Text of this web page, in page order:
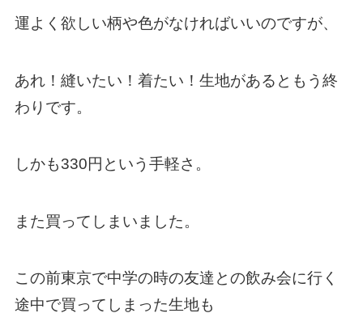
運よく欲しい柄や色がなければいいのですが、
あれ！縫いたい！着たい！生地があるともう終
わりです。
しかも330円という手軽さ。
また買ってしまいました。
この前東京で中学の時の友達との飲み会に行く
途中で買ってしまった生地も